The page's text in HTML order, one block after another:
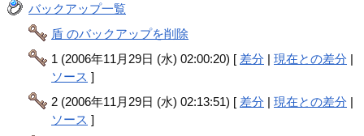
バックアップ一覧
盾 のバックアップを削除
1 (2006年11月29日 (水) 02:00:20) [ 差分 |現在との差分 |
ソース ]
2 (2006年11月29日 (水) 02:13:51) [ 差分 |現在との差分 |
ソース ]